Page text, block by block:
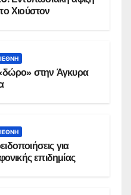
Χιούστον
στην Άγκυρα
για
επιδημίας